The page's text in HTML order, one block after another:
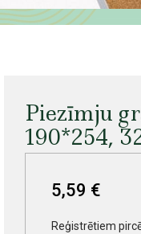
Piezīmju
190*254,
5,59 €
Reģistrētiem